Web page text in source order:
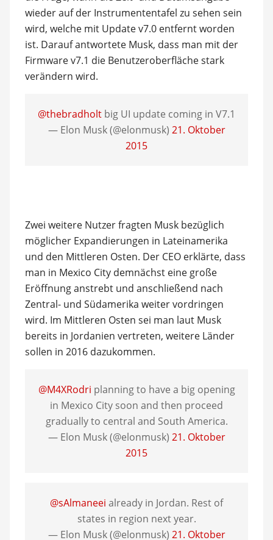
wieder auf der Instrumententafel zu sehen sein
wird, welche mit Update v7.0 entfernt worden
ist. Darauf antwortete Musk, dass man mit der
Firmware v7.1 die Benutzeroberfläche stark
verändern wird.
@thebradholt big UI update coming in V7.1
— Elon Musk (@elonmusk) 21. Oktober
2015
Zwei weitere Nutzer fragten Musk bezüglich
möglicher Expandierungen in Lateinamerika
und den Mittleren Osten. Der CEO erklärte, dass
man in Mexico City demnächst eine große
Eröffnung anstrebt und anschließend nach
Zentral- und Südamerika weiter vordringen
wird. Im Mittleren Osten sei man laut Musk
bereits in Jordanien vertreten, weitere Länder
sollen in 2016 dazukommen.
@M4XRodri planning to have a big opening
in Mexico City soon and then proceed
gradually to central and South America.
— Elon Musk (@elonmusk) 21. Oktober
2015
@sAlmaneei already in Jordan. Rest of
states in region next year.
— Elon Musk (@elonmusk) 21. Oktober